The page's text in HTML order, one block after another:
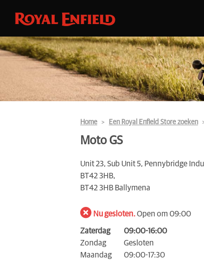
Home Een Royal Enfield Store zoeken
Moto GS
Unit 23, Sub Unit 5, Pennybridge
BT42 3HB,
BT42 3HB Ballymena
Nu gesloten.Open om 09:00
Zaterdag
09:00-16:00
Zondag
Gesloten
Maandag
09:00-17:30